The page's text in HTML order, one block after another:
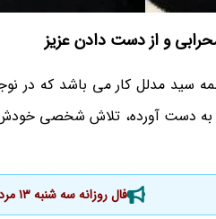
و از دست دادن عزیز
سید مدلل کار می باشد که در
به دست آورده، تلاش شخصی
فال روزانه سه شنبه ۱۳ مرداد ۱۴۰۵ مخصوص متولدین هر ماه